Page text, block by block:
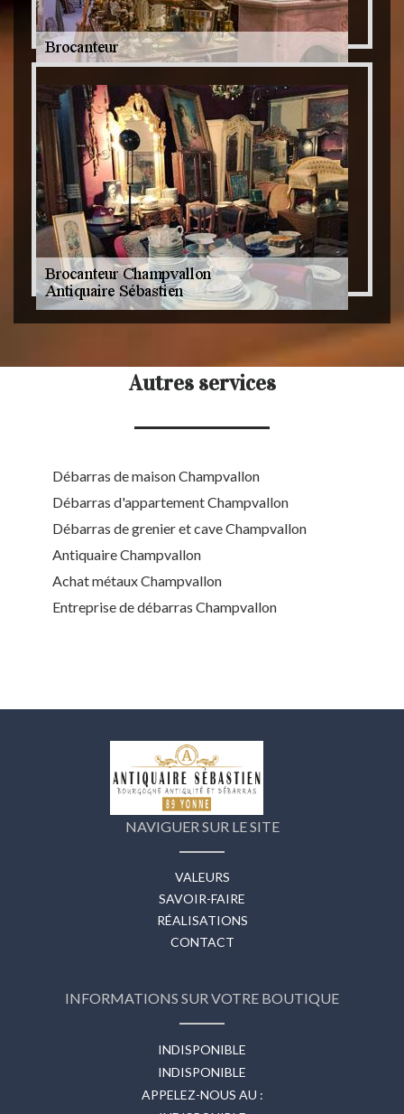
Autres services
Débarras de maison Champvallon
Débarras d'appartement Champvallon
Débarras de grenier et cave Champvallon
Antiquaire Champvallon
Achat métaux Champvallon
Entreprise de débarras Champvallon
NAVIGUER SUR LE SITE
VALEURS
SAVOIR-FAIRE
RÉALISATIONS
CONTACT
INFORMATIONS SUR VOTRE BOUTIQUE
INDISPONIBLE
INDISPONIBLE
APPELEZ-NOUS AU :